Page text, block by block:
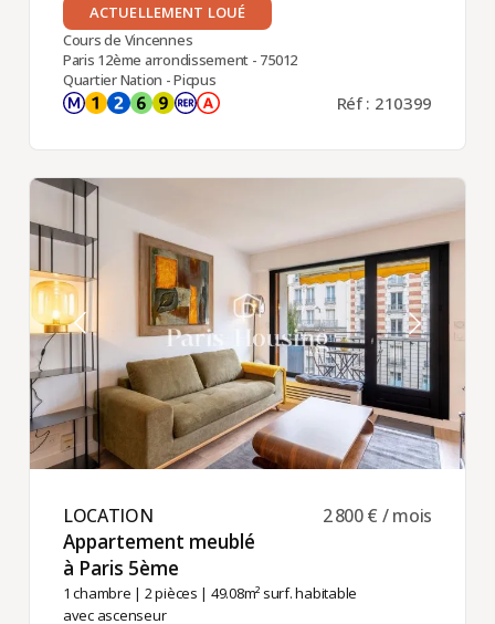
ACTUELLEMENT LOUÉ
Cours de Vincennes
Paris 12ème arrondissement - 75012
Quartier Nation - Picpus
Réf : 210399
LOCATION ​
Appartement meublé
à Paris 5ème ​
1 chambre | 2 pièces | 49.08m² surf. habitable
avec ascenseur
2 800 € / mois